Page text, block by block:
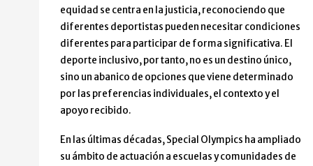
equidad se centra en la justicia, reconociendo que
diferentes deportistas pueden necesitar condiciones
diferentes para participar de forma significativa. El
deporte inclusivo, por tanto, no es un destino único,
sino un abanico de opciones que viene determinado
por las preferencias individuales, el contexto y el
apoyo recibido.
En las últimas décadas, Special Olympics ha ampliado
su ámbito de actuación a escuelas y comunidades de